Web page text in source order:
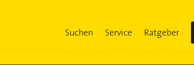
Suchen Service Ratgeber